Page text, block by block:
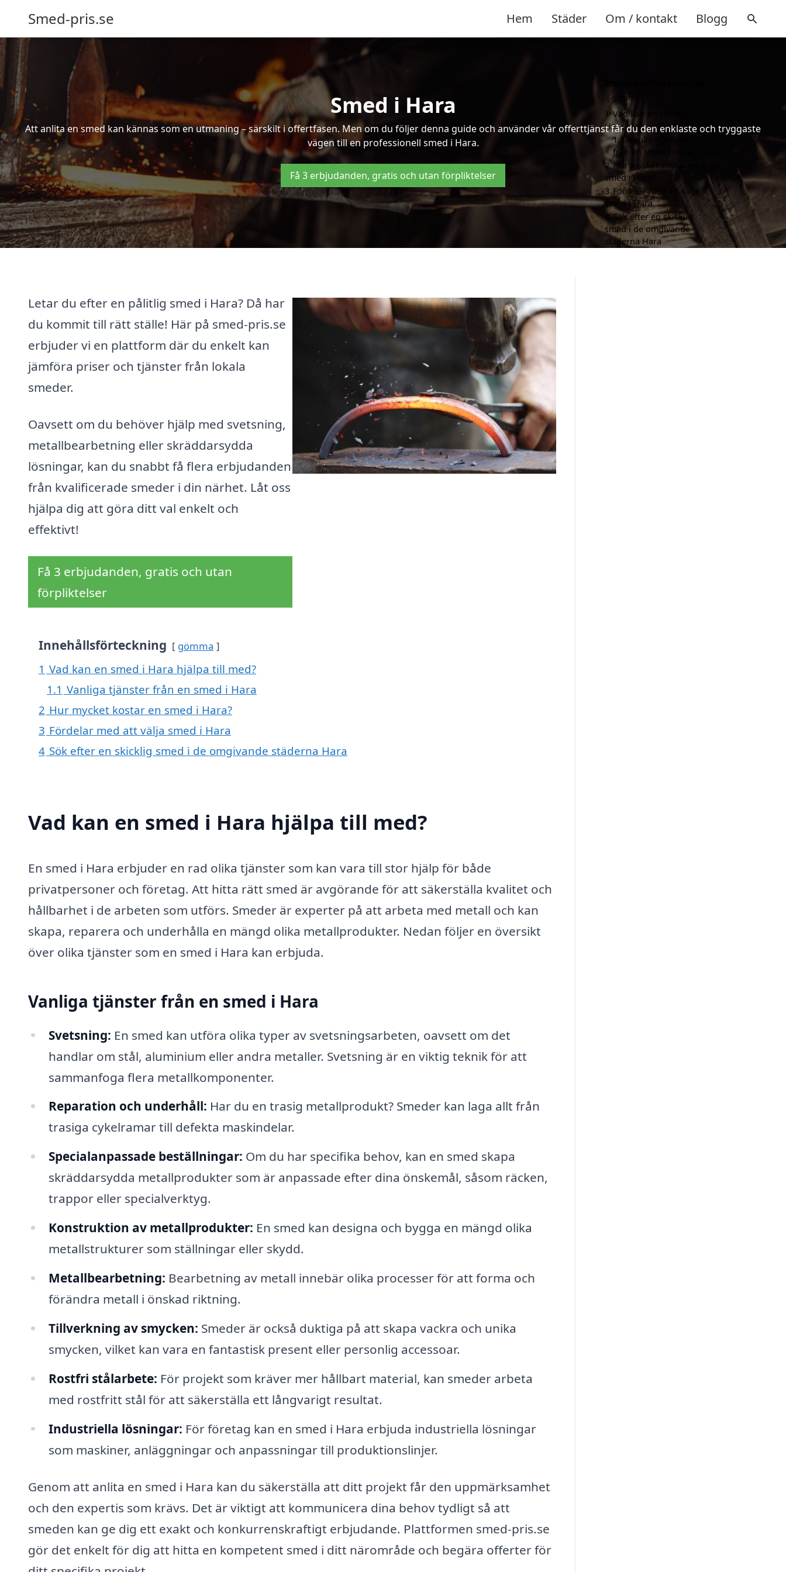
Smed-pris.se Hem Städer Om / kontakt Blogg
Smed i Hara
Att anlita en smed kan kännas som en utmaning – särskilt i offertfasen. Men om du följer denna guide och använder vår offerttjänst får du den enklaste och tryggaste
vägen till en professionell smed i Hara.
Få 3 erbjudanden, gratis och utan förpliktelser
Letar du efter en pålitlig smed i Hara? Då har
du kommit till rätt ställe! Här på smed-pris.se
erbjuder vi en plattform där du enkelt kan
jämföra priser och tjänster från lokala
smeder.
Oavsett om du behöver hjälp med svetsning,
metallbearbetning eller skräddarsydda
lösningar, kan du snabbt få flera erbjudanden
från kvalificerade smeder i din närhet. Låt oss
hjälpa dig att göra ditt val enkelt och
effektivt!
Få 3 erbjudanden, gratis och utan
förpliktelser
Innehållsförteckning gömma
1 Vad kan en smed i Hara hjälpa till med?
1.1 Vanliga tjänster från en smed i Hara
2 Hur mycket kostar en smed i Hara?
3 Fördelar med att välja smed i Hara
4 Sök efter en skicklig smed i de omgivande städerna Hara
Vad kan en smed i Hara hjälpa till med?
En smed i Hara erbjuder en rad olika tjänster som kan vara till stor hjälp för både
privatpersoner och företag. Att hitta rätt smed är avgörande för att säkerställa kvalitet och
hållbarhet i de arbeten som utförs. Smeder är experter på att arbeta med metall och kan
skapa, reparera och underhålla en mängd olika metallprodukter. Nedan följer en översikt
över olika tjänster som en smed i Hara kan erbjuda.
Vanliga tjänster från en smed i Hara
Svetsning: En smed kan utföra olika typer av svetsningsarbeten, oavsett om det
handlar om stål, aluminium eller andra metaller. Svetsning är en viktig teknik för att
sammanfoga flera metallkomponenter.
Reparation och underhåll: Har du en trasig metallprodukt? Smeder kan laga allt från
trasiga cykelramar till defekta maskindelar.
Specialanpassade beställningar: Om du har specifika behov, kan en smed skapa
skräddarsydda metallprodukter som är anpassade efter dina önskemål, såsom räcken,
trappor eller specialverktyg.
Konstruktion av metallprodukter: En smed kan designa och bygga en mängd olika
metallstrukturer som ställningar eller skydd.
Metallbearbetning: Bearbetning av metall innebär olika processer för att forma och
förändra metall i önskad riktning.
Tillverkning av smycken: Smeder är också duktiga på att skapa vackra och unika
smycken, vilket kan vara en fantastisk present eller personlig accessoar.
Rostfri stålarbete: För projekt som kräver mer hållbart material, kan smeder arbeta
med rostfritt stål för att säkerställa ett långvarigt resultat.
Industriella lösningar: För företag kan en smed i Hara erbjuda industriella lösningar
som maskiner, anläggningar och anpassningar till produktionslinjer.
Genom att anlita en smed i Hara kan du säkerställa att ditt projekt får den uppmärksamhet
och den expertis som krävs. Det är viktigt att kommunicera dina behov tydligt så att
smeden kan ge dig ett exakt och konkurrenskraftigt erbjudande. Plattformen smed-pris.se
gör det enkelt för dig att hitta en kompetent smed i ditt närområde och begära offerter för
gömma
1 Vad kan en smed i
Hara hjälpa till med?
1.1
Vanliga tjänster
från en smed i Hara
2 Hur mycket kostar en
smed i Hara?
3 Fördelar med att välja
smed i Hara
4 Sök efter en skicklig
smed i de omgivande
städerna Hara